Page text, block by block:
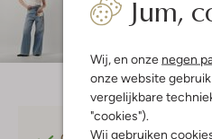
Jum,
Wij, en onze negen
onze website
vergelijkbare
"cookies").
Wij gebruiken
Sara is 1 meter 78
regular fit